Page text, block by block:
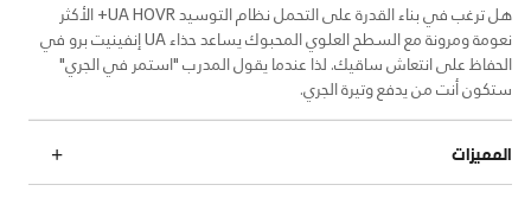
هل ترغب في بناء القدرة على التحمل نظام التوسيد UA HOVR+ الأكثر
نعومة ومرونة مع السطح العلوي المحبوك يساعد حذاء UA إنفينيت برو في
الحفاظ على انتعاش ساقيك. لذا عندما يقول المدرب "استمر في الجري"
ستكون أنت من يدفع وتيرة الجري.
المميزات